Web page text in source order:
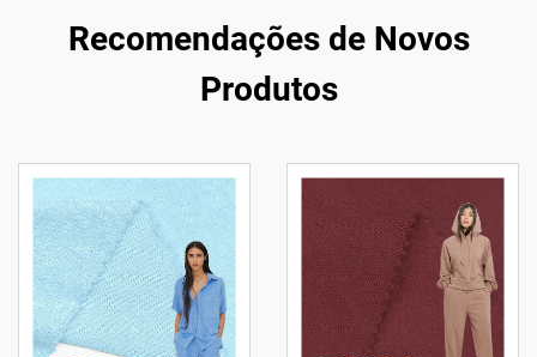
Recomendações de Novos
Produtos